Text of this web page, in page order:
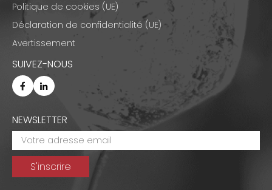
Politique de cookies (UE)
Déclaration de confidentialité (UE)
Avertissement
SUIVEZ-NOUS
NEWSLETTER